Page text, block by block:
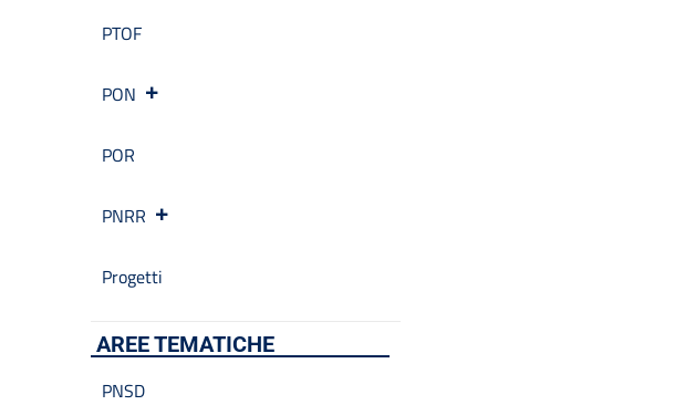
PTOF
PON
POR
PNRR
Progetti
AREE TEMATICHE
PNSD